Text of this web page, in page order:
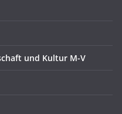
und Kultur M-V